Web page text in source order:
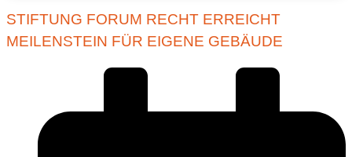
STIFTUNG FORUM RECHT ERREICHT
MEILENSTEIN FÜR EIGENE GEBÄUDE